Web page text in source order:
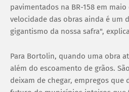
pavimentados na BR-158 em
velocidade das obras ainda é um
gigantismo da nossa safra",
Para Bortolin, quando uma obra
além do escoamento de grãos.
deixam de chegar, empregos que